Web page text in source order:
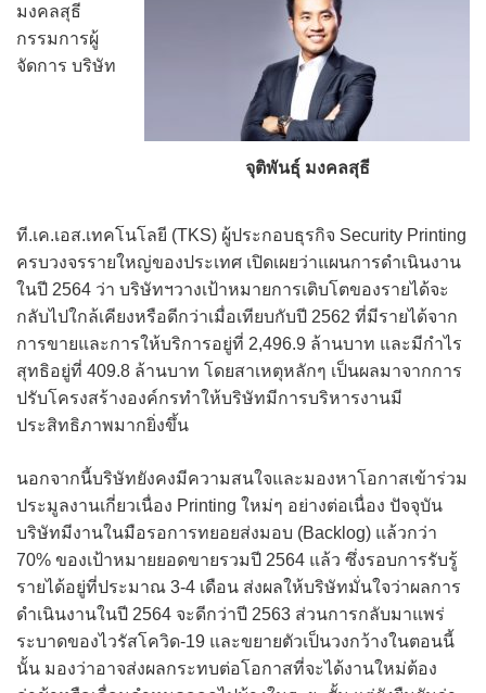
จุติพันธุ์ มงคลสุธี
มงคลสุธี
กรรมการผู้
จัดการ บริษัท
ที.เค.เอส.เทคโนโลยี (TKS) ผู้ประกอบธุรกิจ Security Printing
ครบวงจรรายใหญ่ของประเทศ เปิดเผยว่าแผนการดำเนินงาน
ในปี 2564 ว่า บริษัทฯวางเป้าหมายการเติบโตของรายได้จะ
กลับไปใกล้เคียงหรือดีกว่าเมื่อเทียบกับปี 2562 ที่มีรายได้จาก
การขายและการให้บริการอยู่ที่ 2,496.9 ล้านบาท และมีกำไร
สุทธิอยู่ที่ 409.8 ล้านบาท โดยสาเหตุหลักๆ เป็นผลมาจากการ
ปรับโครงสร้างองค์กรทำให้บริษัทมีการบริหารงานมี
ประสิทธิภาพมากยิ่งขึ้น
นอกจากนี้บริษัทยังคงมีความสนใจและมองหาโอกาสเข้าร่วม
ประมูลงานเกี่ยวเนื่อง Printing ใหม่ๆ อย่างต่อเนื่อง ปัจจุบัน
บริษัทมีงานในมือรอการทยอยส่งมอบ (Backlog) แล้วกว่า
70% ของเป้าหมายยอดขายรวมปี 2564 แล้ว ซึ่งรอบการรับรู้
รายได้อยู่ที่ประมาณ 3-4 เดือน ส่งผลให้บริษัทมั่นใจว่าผลการ
ดำเนินงานในปี 2564 จะดีกว่าปี 2563 ส่วนการกลับมาแพร่
ระบาดของไวรัสโควิด-19 และขยายตัวเป็นวงกว้างในตอนนี้
นั้น มองว่าอาจส่งผลกระทบต่อโอกาสที่จะได้งานใหม่ต้อง